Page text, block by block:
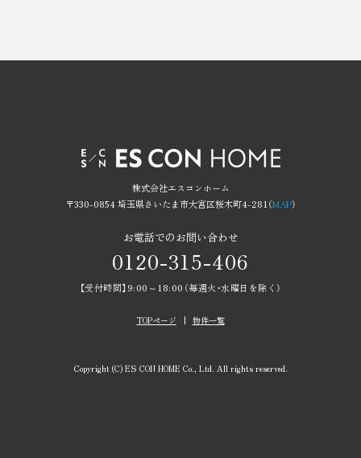
株式会社エスコンホーム
〒330-0854 埼玉県さいたま市大宮区桜木町4-281（MAP）
お電話でのお問い合わせ
0120-315-406
【受付時間】9:00～18:00（毎週火・水曜日を除く）
TOPページ 物件一覧
Copyright (C) ES CON HOME Co., Ltd. All rights reserved.